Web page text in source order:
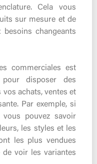
Cela vous
sur mesure et de
changeants
commerciales est
disposer des
achats, ventes et
Par exemple, si
vous pouvez savoir
les styles et les
les plus vendues
voir les variantes